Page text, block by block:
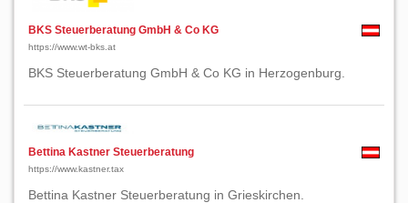
BKS Steuerberatung GmbH & Co KG
https://www.wt-bks.at
BKS Steuerberatung GmbH & Co KG in Herzogenburg.
Bettina Kastner Steuerberatung
https://www.kastner.tax
Bettina Kastner Steuerberatung in Grieskirchen.